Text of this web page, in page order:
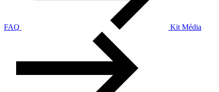
FAQ Kit Média